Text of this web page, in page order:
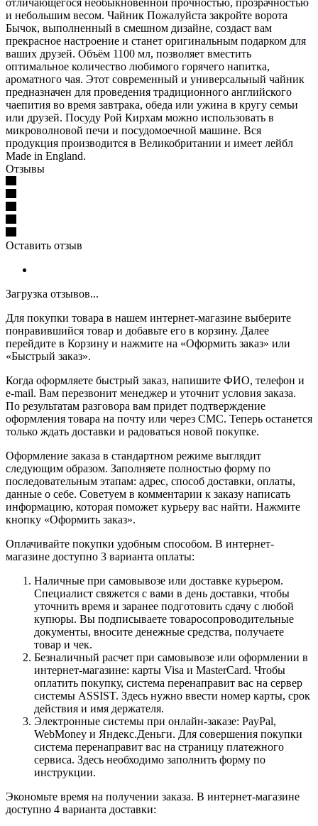
и небольшим весом. Чайник Пожалуйста закройте ворота
Бычок, выполненный в смешном дизайне, создаст вам
прекрасное настроение и станет оригинальным подарком для
ваших друзей. Объём 1100 мл, позволяет вместить
оптимальное количество любимого горячего напитка,
ароматного чая. Этот современный и универсальный чайник
предназначен для проведения традиционного английского
чаепития во время завтрака, обеда или ужина в кругу семьи
или друзей. Посуду Рой Кирхам можно использовать в
микроволновой печи и посудомоечной машине. Вся
продукция производится в Великобритании и имеет лейбл
Made in England.
Отзывы
Оставить отзыв
Загрузка отзывов...
Для покупки товара в нашем интернет-магазине выберите
понравившийся товар и добавьте его в корзину. Далее
перейдите в Корзину и нажмите на «Оформить заказ» или
«Быстрый заказ».
Когда оформляете быстрый заказ, напишите ФИО, телефон и
e-mail. Вам перезвонит менеджер и уточнит условия заказа.
По результатам разговора вам придет подтверждение
оформления товара на почту или через СМС. Теперь останется
только ждать доставки и радоваться новой покупке.
Оформление заказа в стандартном режиме выглядит
следующим образом. Заполняете полностью форму по
последовательным этапам: адрес, способ доставки, оплаты,
данные о себе. Советуем в комментарии к заказу написать
информацию, которая поможет курьеру вас найти. Нажмите
кнопку «Оформить заказ».
Оплачивайте покупки удобным способом. В интернет-
магазине доступно 3 варианта оплаты:
Наличные при самовывозе или доставке курьером.
Специалист свяжется с вами в день доставки, чтобы
уточнить время и заранее подготовить сдачу с любой
купюры. Вы подписываете товаросопроводительные
документы, вносите денежные средства, получаете
товар и чек.
Безналичный расчет при самовывозе или оформлении в
интернет-магазине: карты Visa и MasterCard. Чтобы
оплатить покупку, система перенаправит вас на сервер
системы ASSIST. Здесь нужно ввести номер карты, срок
действия и имя держателя.
Электронные системы при онлайн-заказе: PayPal,
WebMoney и Яндекс.Деньги. Для совершения покупки
система перенаправит вас на страницу платежного
сервиса. Здесь необходимо заполнить форму по
инструкции.
Экономьте время на получении заказа. В интернет-магазине
доступно 4 варианта доставки: